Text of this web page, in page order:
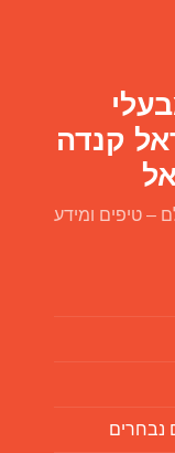
קנדה
– טיפים ומידע
נבחרים